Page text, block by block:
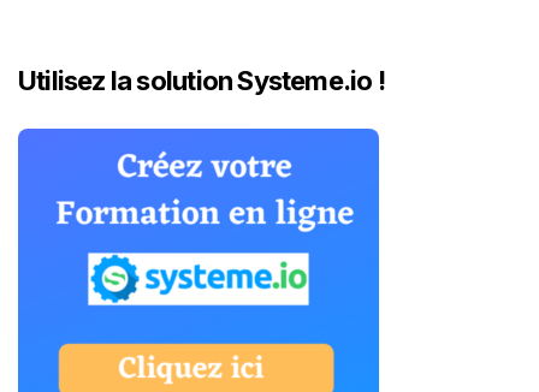
Utilisez la solution Systeme.io !